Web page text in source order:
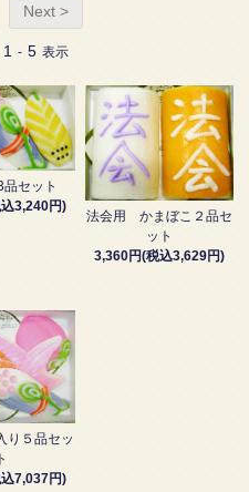
Next >
1 - 5 表示
セット
3,240円)
法会用 かまぼこ２品セ
ット
3,360円(税込3,629円)
５品セッ
ト
7,037円)